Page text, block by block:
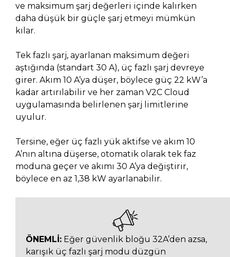
ve maksimum şarj değerleri içinde kalırken
daha düşük bir güçle şarj etmeyi mümkün
kılar.
Tek fazlı şarj, ayarlanan maksimum değeri
aştığında (standart 30 A), üç fazlı şarj devreye
girer. Akım 10 A’ya düşer, böylece güç 22 kW’a
kadar artırılabilir ve her zaman V2C Cloud
uygulamasında belirlenen şarj limitlerine
uyulur.
Tersine, eğer üç fazlı yük aktifse ve akım 10
A’nın altına düşerse, otomatik olarak tek faz
moduna geçer ve akımı 30 A’ya değiştirir,
böylece en az 1,38 kW ayarlanabilir.
ÖNEMLİ: Eğer güvenlik bloğu 32A’den azsa,
karışık üç fazlı şarj modu düzgün